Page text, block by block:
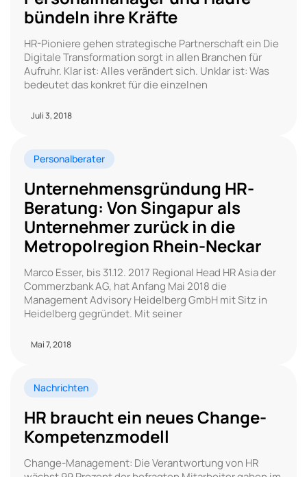
bündeln ihre Kräfte
HR-Pioniere gehen strategische Partnerschaft ein Die
Digitale Transformation sorgt in allen Branchen für
Aufruhr. Klar ist: Alles verändert sich. Unklar ist: Was
bedeutet das konkret für die einzelnen
Juli 3, 2018
Personalberater
Unternehmensgründung HR-
Beratung: Von Singapur als
Unternehmer zurück in die
Metropolregion Rhein-Neckar
Marco Esser, bis 31.12. 2017 Regional Head HR Asia der
Commerzbank AG, hat Anfang Mai 2018 die
Management Advisory Heidelberg GmbH mit Sitz in
Heidelberg gegründet. Mit seiner
Mai 7, 2018
Nachrichten
HR braucht ein neues Change-
Kompetenzmodell
Change-Management: Die Verantwortung von HR